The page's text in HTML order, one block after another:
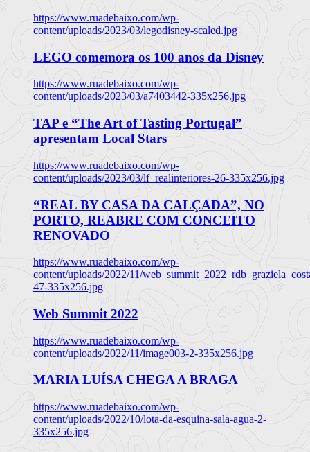
https://www.ruadebaixo.com/wp-
content/uploads/2023/03/legodisney-scaled.jpg
LEGO comemora os 100 anos da Disney
https://www.ruadebaixo.com/wp-
content/uploads/2023/03/a7403442-335x256.jpg
TAP e “The Art of Tasting Portugal”
apresentam Local Stars
https://www.ruadebaixo.com/wp-
content/uploads/2023/03/lf_realinteriores-26-335x256.jpg
“REAL BY CASA DA CALÇADA”, NO
PORTO, REABRE COM CONCEITO
RENOVADO
https://www.ruadebaixo.com/wp-
content/uploads/2022/11/
47-335x256.jpg
Web Summit 2022
https://www.ruadebaixo.com/wp-
content/uploads/2022/11/image003-2-335x256.jpg
MARIA LUÍSA CHEGA A BRAGA
https://www.ruadebaixo.com/wp-
content/uploads/2022/10/lota-da-esquina-sala-agua-2-
335x256.jpg